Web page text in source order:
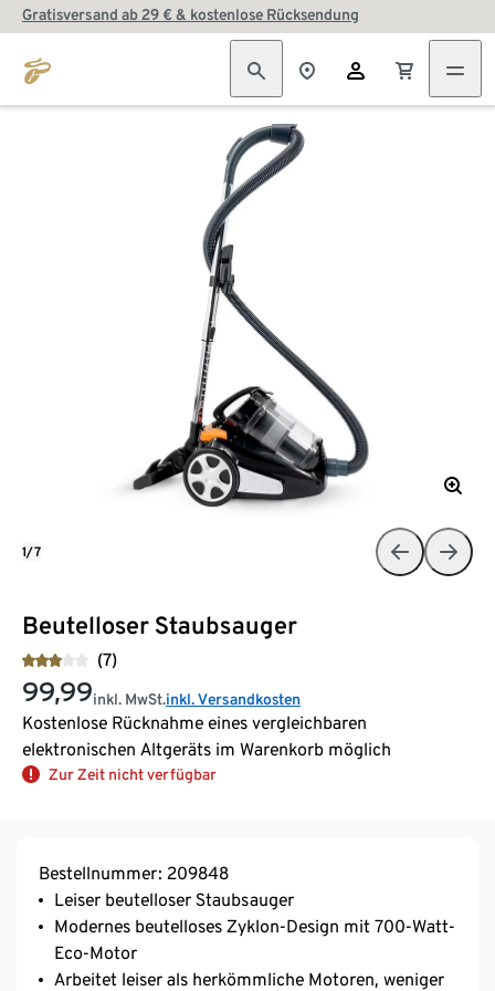
Gratisversand ab 29 € & kostenlose Rücksendung
Beutelloser Staubsauger
(7)
99,99inkl. MwSt.inkl. Versandkosten
Kostenlose Rücknahme eines vergleichbaren
elektronischen Altgeräts im Warenkorb möglich
Zur Zeit nicht verfügbar
1/7
Bestellnummer: 209848
Leiser beutelloser Staubsauger
Modernes beutelloses Zyklon-Design mit 700-Watt-
Eco-Motor
Arbeitet leiser als herkömmliche Motoren, weniger